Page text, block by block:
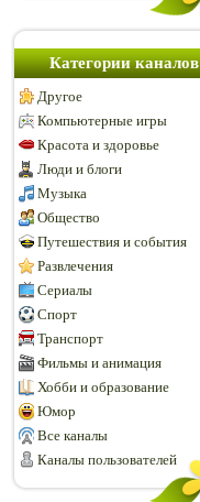
Категории каналов
Другое
Компьютерные игры
Красота и здоровье
Люди и блоги
Музыка
Общество
Путешествия и события
Развлечения
Сериалы
Спорт
Транспорт
Фильмы и анимация
Хобби и образование
Юмор
Все каналы
Каналы пользователей